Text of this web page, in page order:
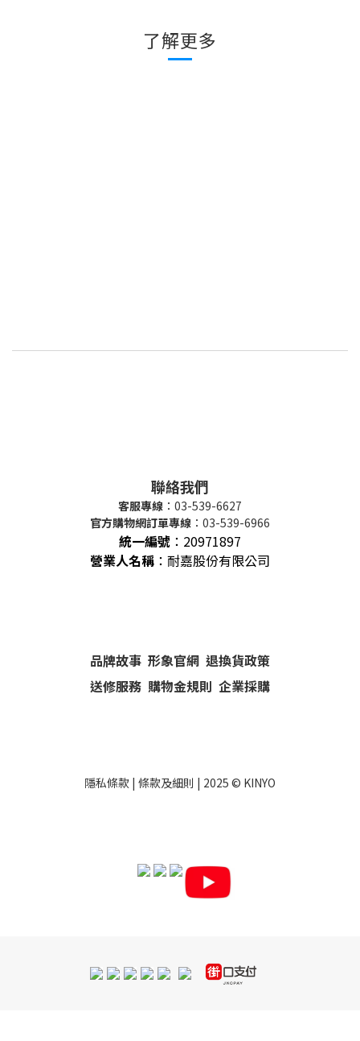
了解更多
聯絡我們
客服專線 ：03-539-6627
官方購物網訂單專線 ：03-539-6966
統一編號 ： 20971897
營業人名稱 ：耐嘉股份有限公司
品牌故事 形象官網 退換貨政策
送修服務 購物金規則 企業採購
隱私條款 | 條款及細則 | 2025 © KINYO